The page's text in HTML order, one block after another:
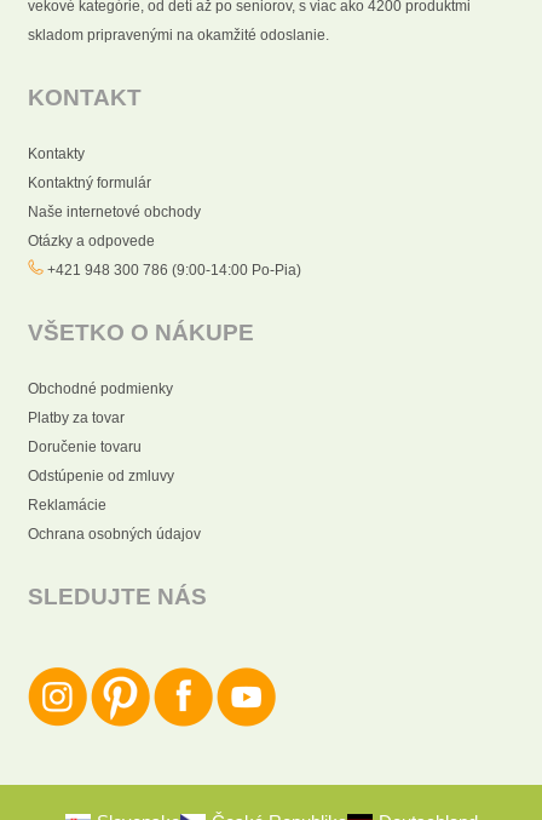
vekové kategórie, od detí až po seniorov, s viac ako 4200 produktmi
skladom pripravenými na okamžité odoslanie.
KONTAKT
Kontakty
Kontaktný formulár
Naše internetové obchody
Otázky a odpovede
+421 948 300 786 (9:00-14:00 Po-Pia)
VŠETKO O NÁKUPE
Obchodné podmienky
Platby za tovar
Doručenie tovaru
Odstúpenie od zmluvy
Reklamácie
Ochrana osobných údajov
SLEDUJTE NÁS